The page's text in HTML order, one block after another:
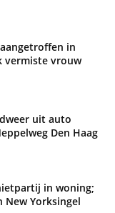
in
vermiste vrouw
uit auto
Den Haag
in woning;
New Yorksingel